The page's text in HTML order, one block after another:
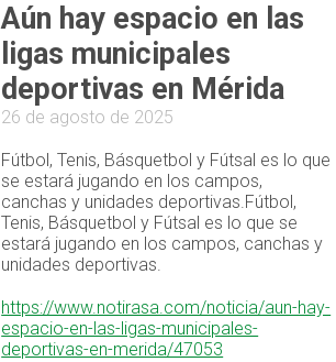
Aún hay espacio en las
ligas municipales
deportivas en Mérida
26 de agosto de 2025
Fútbol, Tenis, Básquetbol y Fútsal es lo que
se estará jugando en los campos,
canchas y unidades deportivas.Fútbol,
Tenis, Básquetbol y Fútsal es lo que se
estará jugando en los campos, canchas y
unidades deportivas.
https://www.notirasa.com/noticia/aun-hay-
espacio-en-las-ligas-municipales-
deportivas-en-merida/47053